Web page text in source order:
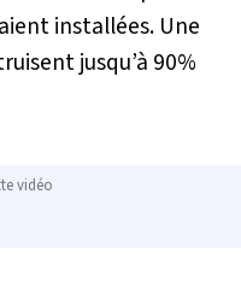
installées. Une
jusqu’à 90%
vidéo